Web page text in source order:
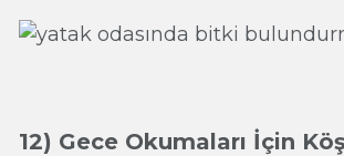
12) Gece Okumaları İçin